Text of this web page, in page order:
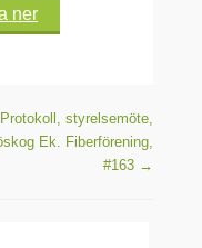
ner
Protokoll, styrelsemöte,
Ek. Fiberförening,
#163 →